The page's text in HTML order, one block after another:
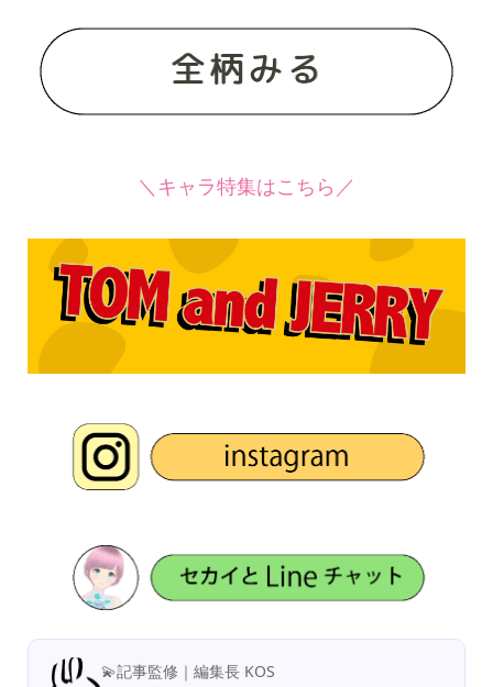
＼キャラ特集はこちら／
💫記事監修｜編集長 KOS